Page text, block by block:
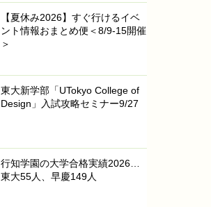
【夏休み2026】すぐ行けるイベ
ント情報おまとめ便＜8/9-15開催
＞
東大新学部「UTokyo College of
Design」入試攻略セミナー9/27
行知学園の大学合格実績2026…
東大55人、早慶149人